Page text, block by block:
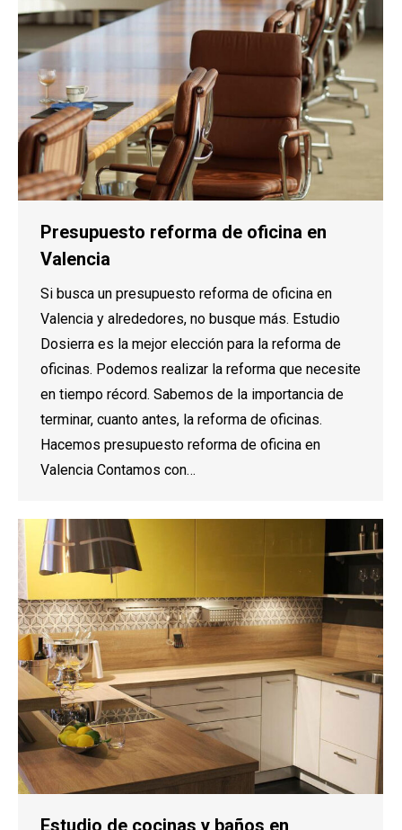
Presupuesto reforma de oficina en
Valencia
Si busca un presupuesto reforma de oficina en
Valencia y alrededores, no busque más. Estudio
Dosierra es la mejor elección para la reforma de
oficinas. Podemos realizar la reforma que necesite
en tiempo récord. Sabemos de la importancia de
terminar, cuanto antes, la reforma de oficinas.
Hacemos presupuesto reforma de oficina en
Valencia Contamos con…
Estudio de cocinas y baños en